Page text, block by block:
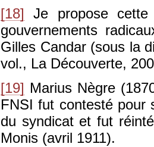
[18]
Je propose
gouvernements
Gilles Candar (sous la
vol., La Découverte,
[19] Marius Nègre
FNSI fut contesté pour
du syndicat et fut
Monis (avril 1911).